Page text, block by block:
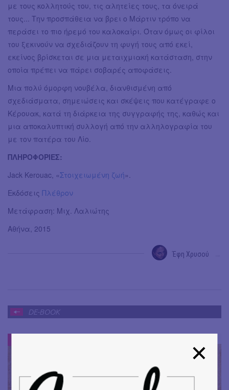
με τους κολλητούς του, τις αλητείες τους, τα όνειρά
τους... Την προσπάθεια να βρει ο Μάρτιν τρόπο να
περάσει το πιο ήρεμό του καλοκαίρι. Όταν όμως οι φίλοι
του ξεκινούν να σχεδιάζουν τη φυγή τους από εκεί,
εκείνος βρίσκεται σε μια μεταιχμιακή κατάσταση, στην
οποία πρέπει να πάρει σοβαρές αποφάσεις.
Μια πολύ όμορφη νουβέλα, διανθισμένη από
σχεδιάσματα, σημειώσεις και σκέψεις που κατέγραφε ο
Κέρουακ, κατά τη διάρκεια της συγγραφής της, καθώς και
μια αποκαλυπτική συλλογή από την αλληλογραφία του
με τον πατέρα του Λίο.
ΠΛΗΡΟΦΟΡΙΕΣ:
Jack Kerouac, «Στοιχειωμένη ζωή».
Εκδόσεις Πλέθρον
Μετάφραση: Μιχ. Λαλιώτης
Αθήνα, 2015
Έφη Χρυσού
DE-BOOK